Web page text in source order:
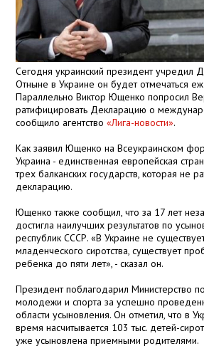
Сегодня украинский президент учредил
Отныне в Украине он будет отмечаться
Параллельно Виктор Ющенко попросил
ратифицировать Декларацию о
сообщило агентство«Лига-новости».
Как заявил Ющенко на Всеукраинском
Украина - единственная европейская
трех балканских государств, которая не
декларацию.
Ющенко также сообщил, что за 17 лет
достигла наилучших результатов по
республик СССР. «В Украине не
младенческого сиротства, существует
ребенка до пяти лет», - сказал он.
Президент поблагодарил Министерство
молодежи и спорта за успешно
области усыновления. Он отметил, что в
время насчитывается 103 тыс. детей-
уже усыновлена приемными родителями.